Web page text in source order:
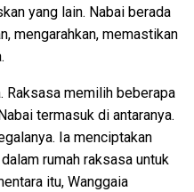
yang lain. Nabai berada
mengarahkan, memastikan
Raksasa memilih beberapa
termasuk di antaranya.
Ia menciptakan
rumah raksasa untuk
itu, Wanggaia